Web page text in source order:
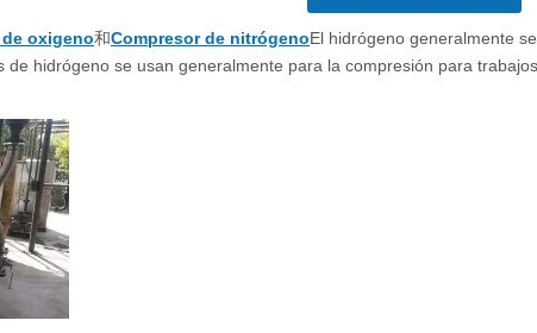
oxigeno和Compresor de nitrógenoEl hidrógeno generalmente
hidrógeno se usan generalmente para la compresión para